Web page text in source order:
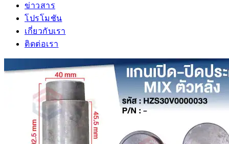
ข่าวสาร
โปรโมชัน
เกี่ยวกับเรา
ติดต่อเรา